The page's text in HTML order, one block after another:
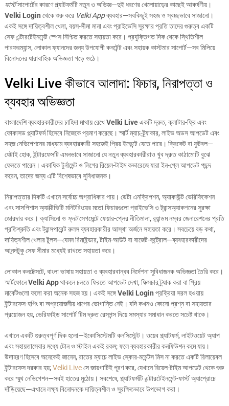
ফার্স্টসাপোর্টের কারণে প্ল্যাটফর্মটি নতুন ও অভিজ্ঞ—দুই ধরণের খেলোয়াড়ের কাছেই আকর্ষণীয়।
Velki Login থেকে শুরু করে Velki Appব্যবহার—সবকিছুই সহজ ও স্বচ্ছভাবে সাজানো।
একই সঙ্গে দায়িত্বশীল খেলা, বয়স-সীমা মানা এবং প্রাইভেসি সুরক্ষার প্রতি তাদের গুরুত্ব একটি
সেফ এন্টারটেইনমেন্ট স্পেস নিশ্চিত করতে সহায়তা করে। প্রযুক্তিগত দিক থেকে স্থিতিশীল
পারফরম্যান্স, লোকাল ফ্যানদের জন্য উপযোগী কনটেন্ট এবং সহায়ক কাস্টমার সাপোর্ট—সব মিলিয়ে
বিনোদনের ধারাবাহিক অভিজ্ঞতা গড়ে ওঠে।
Velki Live কীভাবে আলাদা: ফিচার, নিরাপত্তা ও
ব্যবহার অভিজ্ঞতা
বাংলাদেশি ব্যবহারকারীদের চাহিদা মাথায় রেখেVelki Liveএকটি দ্রুত, ক্লাটার-ফ্রি এবং
ফোকাসড প্ল্যাটফর্ম হিসেবে নিজেকে প্রমাণ করেছে। স্মার্ট ম্যাচ-ট্র্যাকার, লাইভ অডস আপডেট এবং
সহজ নেভিগেশনের মাধ্যমে ব্যবহারকারী সহজেই প্রিয় ইভেন্টে যেতে পারে। ক্রিকেট বা ফুটবল—
যেটাই হোক, ইন্টারফেসটি এমনভাবে সাজানো যে নতুন ব্যবহারকারীরাও খুব দ্রুত কাঠামোটি বুঝে
ফেলতে পারেন। একাধিক টুর্নামেন্ট ও লিগের রিয়েল-টাইম কভারেজে যারা ইন-প্লে আপডেট পছন্দ
করেন, তাদের জন্য এটি বিশেষভাবে সুবিধাজনক।
নিরাপত্তার দিকটি এখানে সর্বোচ্চ অগ্রাধিকার পায়। ডেটা এনক্রিপশন, অ্যাকাউন্ট ভেরিফিকেশন
এবং সাসপিশাস অ্যাক্টিভিটি মনিটরিংয়ের মতো ফিচারগুলো প্রাইভেসি ও ট্রান্সঅ্যাকশনের সুরক্ষা
জোরদার করে। ক্যাসিনো ও স্লটসেগমেন্টে ফেয়ার-প্লের নীতিমালা, র‍্যান্ডম নম্বর জেনারেশনের প্রতি
প্রতিশ্রুতি এবং ট্রান্সপারেন্ট রুলস ব্যবহারকারীর আস্থা অর্জনে সহায়তা করে। সবচেয়ে বড় কথা,
দায়িত্বশীল খেলার টুলস—যেমন রিমাইন্ডার, টাইম-আউট বা বাজেট-কন্ট্রোল—ব্যবহারকারীদের
আনন্দটুকু সেফ সীমার মধ্যেই রাখতে সহায়তা করে।
লোকাল কনটেক্সটে, বাংলা ভাষায় সহায়তা ও ব্যবহারবান্ধব নির্দেশনা সুবিধাজনক অভিজ্ঞতা তৈরি করে।
স্মার্টফোনেVelki Appথাকলে চলতে ফিরতে আপডেট দেখা, ফিক্সচার ট্র্যাক করা বা প্রিয়
মার্কেটগুলো ফলো করা অনেক সহজ হয়। একই সঙ্গেVelki Login প্রক্রিয়া সরল হওয়ায়
ইন্টারফেস-হপিং বা অপ্রয়োজনীয় ধাপের ভোগান্তি নেই। যদি কখনও কোনো প্রশ্ন বা সহায়তার
প্রয়োজন হয়, ভেরিফাইড সাপোর্ট টিম দ্রুত রেসপন্স দিয়ে সমস্যার সমাধান করতে সচেষ্ট থাকে।
এখানে একটি গুরুত্বপূর্ণ দিক হলো—ইকোসিস্টেমটি কনসিস্টেন্ট। ওয়েব প্ল্যাটফর্ম, লাইটওয়েট অ্যাপ
এবং সহায়তাসেবার মধ্যে টোন ও স্টাইল একই রকম; ফলে ব্যবহারকারীর কনফিউশন কমে যায়।
উদাহরণ হিসেবে অনেকেই জানেন, রাতের ম্যাচে লাইভ স্কোর-মমেন্টস মিস না করতে একটি রিলায়েবল
ইন্টারফেস দরকার হয়;Velki Liveসে জায়গাটিই পূরণ করে, যেখানে রিয়েল-টাইম আপডেট থেকে শুরু
করে স্মুথ নেভিগেশন—সবই হাতের মুঠোয়। সবশেষে, প্ল্যাটফর্মটি এন্টারটেইনমেন্ট-ফার্স্ট অ্যাপ্রোচে
দাঁড়িয়েছে—এখানে লক্ষ্য বিনোদনকে দায়িত্বশীল ও সুরক্ষিতভাবে উপভোগ করা।